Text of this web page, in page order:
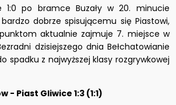
1:0 po bramce Buzały w 20. minucie
bardzo dobrze spisującemu się Piastowi,
aktualnie zajmuje 7. miejsce w
dzisiejszego dnia Bełchatowianie
spadku z najwyższej klasy rozgrywkowej
- Piast Gliwice 1:3 (1:1)